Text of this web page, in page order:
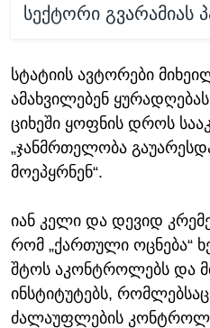
სექტორი გვარამიას
სტატიის ავტორები
ამახვილებენ
ციხეში ყოფნის დროს
„ჯანმრთელობა
მოეპყრნენ“.
იან კელი და დევიდ
რომ „ქართული ოცნება“
შტოს აკონტროლებს და
ინსტიტუტებს,
ძალაუფლების